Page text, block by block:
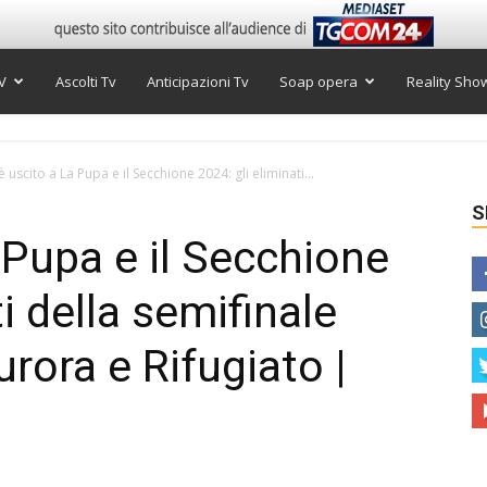
Ascolti Tv Anticipazioni Tv Soap opera Reality
uscito a La Pupa e il Secchione 2024: gli eliminati...
e il Secchione
della semifinale
e Rifugiato |